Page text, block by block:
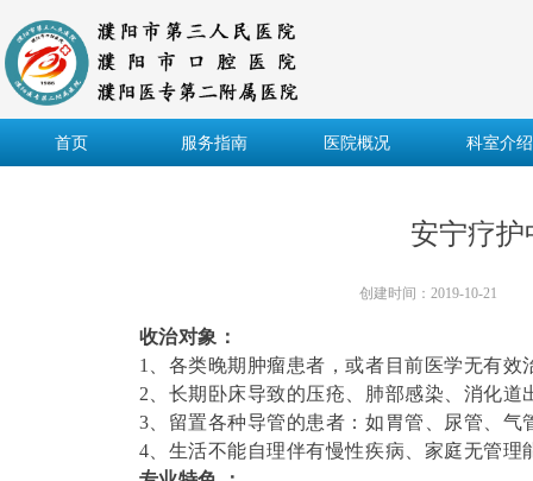
首页 服务指南 医院概况 科室介绍
安宁疗
创建时间： 2019-10-21
收治对象：
1、各类晚期肿瘤患者，或者目前医学无有效
2、长期卧床导致的压疮、肺部感染、消化道
3、留置各种导管的患者：如胃管、尿管、
4、生活不能自理伴有慢性疾病、家庭无管理